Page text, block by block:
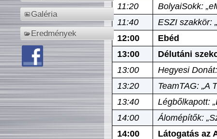
Galéria
Eredmények
11:20
BolyaiSokk:
11:40
ESZI szakkör:
12:00
Ebéd
13:00
Délutáni
13:00
Hegyesi
13:20
TeamTAG: „A
13:40
Légbőlkapott:
14:00
Álomépítők:
14:00
Látogatás az